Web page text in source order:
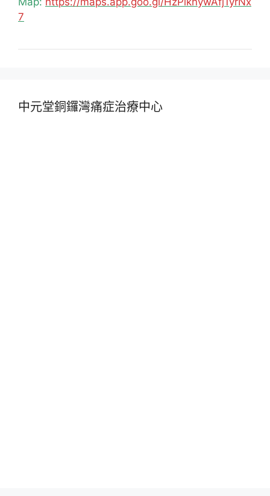
7
中元堂銅鑼灣痛症治療中心